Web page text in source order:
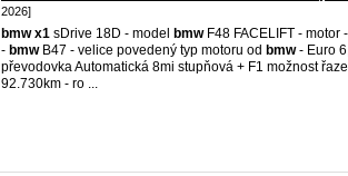
2026]
bmw x1 sDrive 18D - model bmwF48 FACELIFT - motor
- bmwB47 - velice povedený typ motoru od bmw- Euro
převodovka Automatická 8mi stupňová + F1 možnost
92.730km - ro ...